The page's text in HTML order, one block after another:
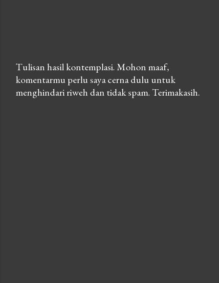
P
o
Tulisan hasil kontemplasi. Mohon maaf,
komentarmu perlu saya cerna dulu untuk
menghindari riweh dan tidak spam. Terimakasih.